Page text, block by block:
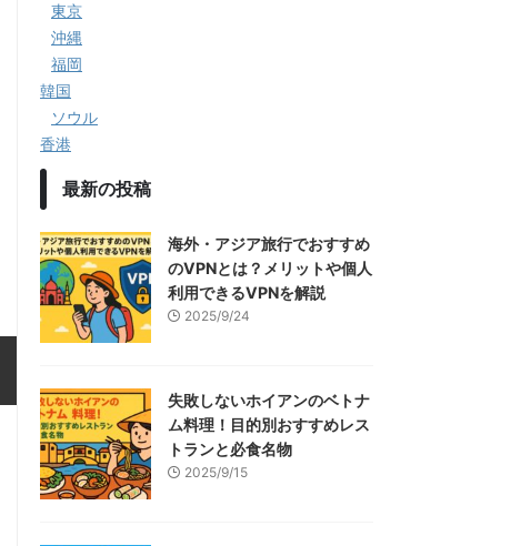
東京
沖縄
福岡
韓国
ソウル
香港
最新の投稿
海外・アジア旅行でおすすめ
のVPNとは？メリットや個人
利用できるVPNを解説
2025/9/24
失敗しないホイアンのベトナ
ム料理！目的別おすすめレス
トランと必食名物
2025/9/15